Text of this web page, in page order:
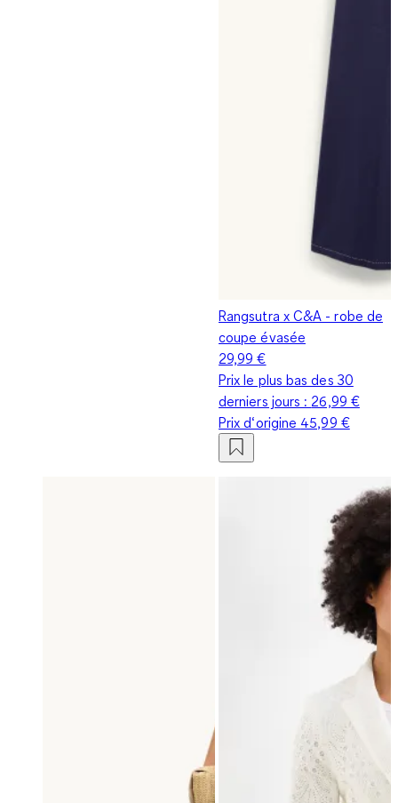
Rangsutra x C&A - robe de
coupe évasée
29,99 €
Prix le plus bas des 30
derniers jours : 26,99 €
Prix d‘origine 45,99 €